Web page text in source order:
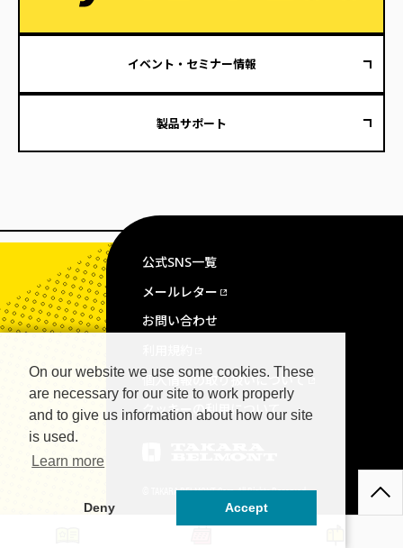
イベント・セミナー情報
製品サポート
公式SNS一覧
メールレター
お問い合わせ
個人情報の取り扱いについて
クッキーの利用について
© TAKARA BELMONT Corp. All Rights Reserved.
On our website we use some cookies. These
are necessary for our site to work properly
and to give us information about how our site
is used.
Learn more
Deny Accept